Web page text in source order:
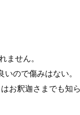
ません。
ので傷みはない。
お釈迦さまでも知